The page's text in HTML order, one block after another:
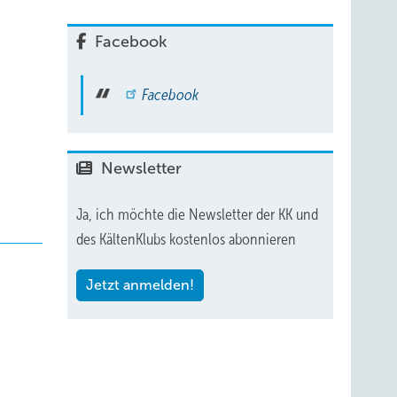
Facebook
Facebook
Newsletter
Ja, ich möchte die Newsletter der KK und
des KältenKlubs kostenlos abonnieren
Jetzt anmelden!